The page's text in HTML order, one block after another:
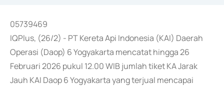
05739469
IQPlus, (26/2) - PT Kereta Api Indonesia (KAI) Daerah
Operasi (Daop) 6 Yogyakarta mencatat hingga 26
Februari 2026 pukul 12.00 WIB jumlah tiket KA Jarak
Jauh KAI Daop 6 Yogyakarta yang terjual mencapai